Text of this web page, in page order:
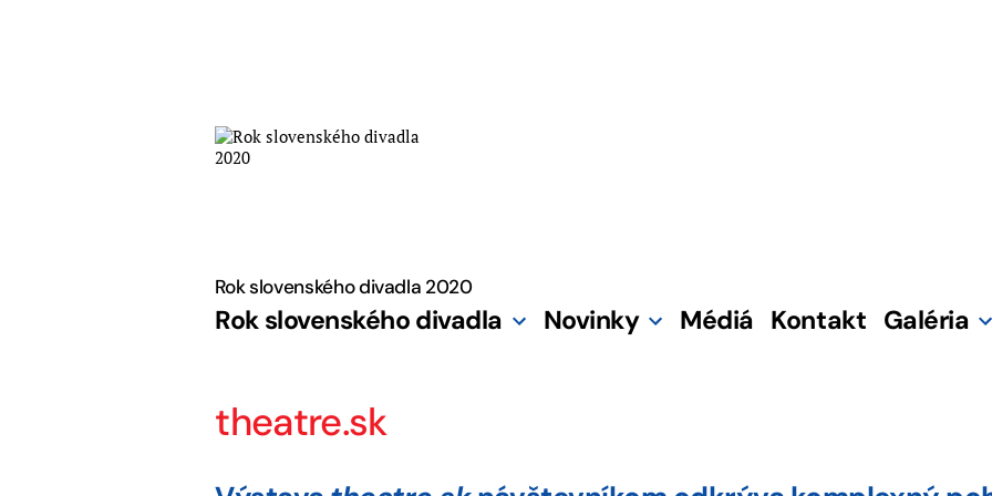
Rok slovenského divadla 2020
Rok slovenského divadla Novinky Médiá Kontakt Galéria
theatre.sk